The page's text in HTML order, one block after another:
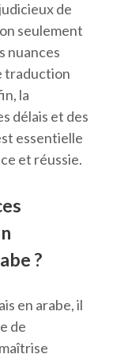
de
seulement
nuances
traduction
la
délais et des
essentielle
et réussie.
?
en arabe, il
de